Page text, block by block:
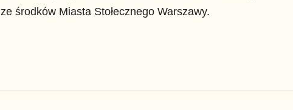
ze środków Miasta Stołecznego Warszawy.